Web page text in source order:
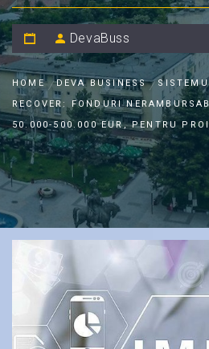
DevaBuss
HOME DEVA BUSINESS
RECOVER: FONDURI
50.000-500.000 EUR, PENTRU